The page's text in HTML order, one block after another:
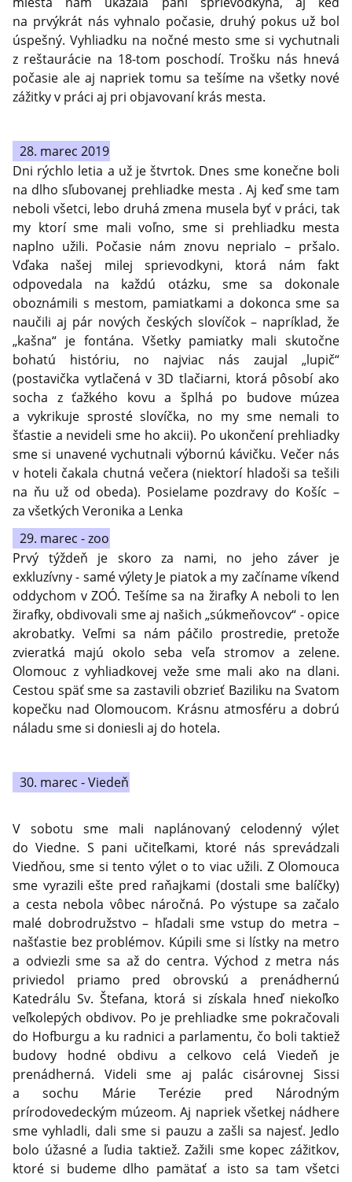
na prvýkrát nás vyhnalo počasie, druhý pokus už bol
úspešný. Vyhliadku na nočné mesto sme si vychutnali
z reštaurácie na 18-tom poschodí. Trošku nás hnevá
počasie ale aj napriek tomu sa tešíme na všetky nové
zážitky v práci aj pri objavovaní krás mesta.
28. marec 2019
Dni rýchlo letia a už je štvrtok. Dnes sme konečne boli
na dlho sľubovanej prehliadke mesta . Aj keď sme tam
neboli všetci, lebo druhá zmena musela byť v práci, tak
my ktorí sme mali voľno, sme si prehliadku mesta
naplno užili. Počasie nám znovu neprialo – pršalo.
Vďaka našej milej sprievodkyni, ktorá nám fakt
odpovedala na každú otázku, sme sa dokonale
oboznámili s mestom, pamiatkami a dokonca sme sa
naučili aj pár nových českých slovíčok – napríklad, že
„kašna“ je fontána. Všetky pamiatky mali skutočne
bohatú históriu, no najviac nás zaujal „lupič“
(postavička vytlačená v 3D tlačiarni, ktorá pôsobí ako
socha z ťažkého kovu a šplhá po budove múzea
a vykrikuje sprosté slovíčka, no my sme nemali to
šťastie a nevideli sme ho akcii). Po ukončení prehliadky
sme si unavené vychutnali výbornú kávičku. Večer nás
v hoteli čakala chutná večera (niektorí hladoši sa tešili
na ňu už od obeda). Posielame pozdravy do Košíc –
za všetkých Veronika a Lenka
29. marec - zoo
Prvý týždeň je skoro za nami, no jeho záver je
exkluzívny - samé výlety Je piatok a my začíname víkend
oddychom v ZOÓ. Tešíme sa na žirafky A neboli to len
žirafky, obdivovali sme aj našich „súkmeňovcov“ - opice
akrobatky. Veľmi sa nám páčilo prostredie, pretože
zvieratká majú okolo seba veľa stromov a zelene.
Olomouc z vyhliadkovej veže sme mali ako na dlani.
Cestou späť sme sa zastavili obzrieť Baziliku na Svatom
kopečku nad Olomoucom. Krásnu atmosféru a dobrú
náladu sme si doniesli aj do hotela.
30. marec - Viedeň
V sobotu sme mali naplánovaný celodenný výlet
do Viedne. S pani učiteľkami, ktoré nás sprevádzali
Viedňou, sme si tento výlet o to viac užili. Z Olomouca
sme vyrazili ešte pred raňajkami (dostali sme balíčky)
a cesta nebola vôbec náročná. Po výstupe sa začalo
malé dobrodružstvo – hľadali sme vstup do metra –
našťastie bez problémov. Kúpili sme si lístky na metro
a odviezli sme sa až do centra. Východ z metra nás
priviedol priamo pred obrovskú a prenádhernú
Katedrálu Sv. Štefana, ktorá si získala hneď niekoľko
veľkolepých obdivov. Po je prehliadke sme pokračovali
do Hofburgu a ku radnici a parlamentu, čo boli taktiež
budovy hodné obdivu a celkovo celá Viedeň je
prenádherná. Videli sme aj palác cisárovnej Sissi
a sochu Márie Terézie pred Národným
prírodovedeckým múzeom. Aj napriek všetkej nádhere
sme vyhladli, dali sme si pauzu a zašli sa najesť. Jedlo
bolo úžasné a ľudia taktiež. Zažili sme kopec zážitkov,
ktoré si budeme dlho pamätať a isto sa tam všetci